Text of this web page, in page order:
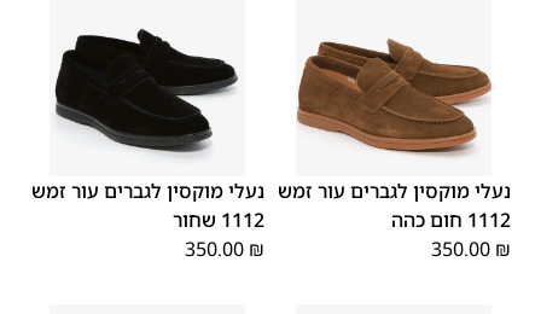
40
41
42
43
נעלי מוקסין לגברים עור זמש
1112 חום כהה
350.00 ₪
40
41
42
43
נעלי מוקסין לגברים עור זמש
1112 שחור
350.00 ₪